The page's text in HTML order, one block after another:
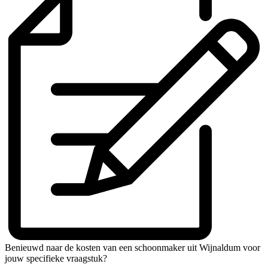
Benieuwd naar de kosten van een schoonmaker uit Wijnaldum voor
jouw specifieke vraagstuk?